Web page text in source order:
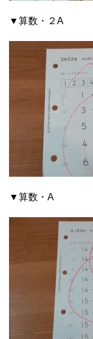
▼算数・２A
▼算数・A